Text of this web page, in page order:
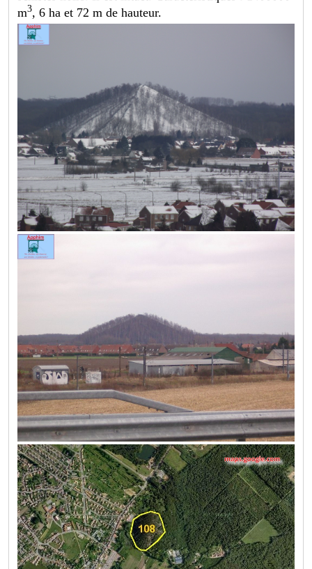
m3, 6 ha et 72 m de hauteur.